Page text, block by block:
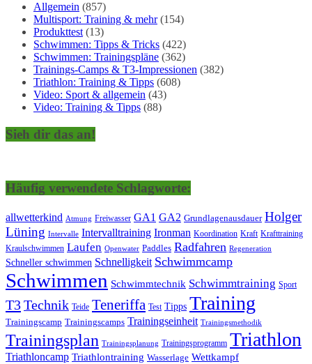
Allgemein (857)
Multisport: Training & mehr(154)
Produkttest (13)
Schwimmen: Tipps & Tricks (422)
Schwimmen: Trainingspläne (362)
Trainings-Camps & T3-Impressionen (382)
Triathlon: Training & Tipps (608)
Video: Sport & allgemein (43)
Video: Training & Tipps (88)
Sieh dir das an!
Häufig verwendete Schlagworte:
allwetterkind Atmung Freiwasser GA1 GA2 Grundlagenausdauer Holger
Lüning Intervalle Intervalltraining Ironman Koordination Kraft Krafttraining
Kraulschwimmen Laufen Openwater Paddles Radfahren Regeneration
Schneller schwimmen Schnelligkeit Schwimmcamp
Schwimmen Schwimmtechnik Schwimmtraining Sport
T3Technik Teide Teneriffa Test Tipps Training
Trainingscamp Trainingscamps Trainingseinheit Trainingsmethodik
Trainingsplan Trainingsplanung Trainingsprogramm Triathlon
Triathloncamp Triathlontraining Wasserlage Wettkampf